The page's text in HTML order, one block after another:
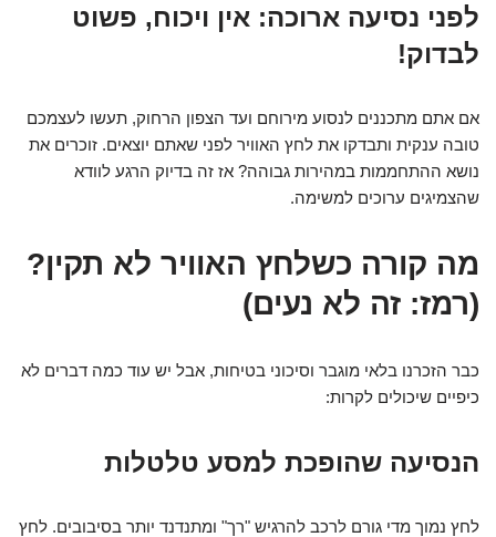
לפני נסיעה ארוכה: אין ויכוח, פשוט
לבדוק!
אם אתם מתכננים לנסוע מירוחם ועד הצפון הרחוק, תעשו לעצמכם
טובה ענקית ותבדקו את לחץ האוויר לפני שאתם יוצאים. זוכרים את
נושא ההתחממות במהירות גבוהה? אז זה בדיוק הרגע לוודא
שהצמיגים ערוכים למשימה.
מה קורה כשלחץ האוויר לא תקין?
(רמז: זה לא נעים)
כבר הזכרנו בלאי מוגבר וסיכוני בטיחות, אבל יש עוד כמה דברים לא
כיפיים שיכולים לקרות:
הנסיעה שהופכת למסע טלטלות
לחץ נמוך מדי גורם לרכב להרגיש "רך" ומתנדנד יותר בסיבובים. לחץ